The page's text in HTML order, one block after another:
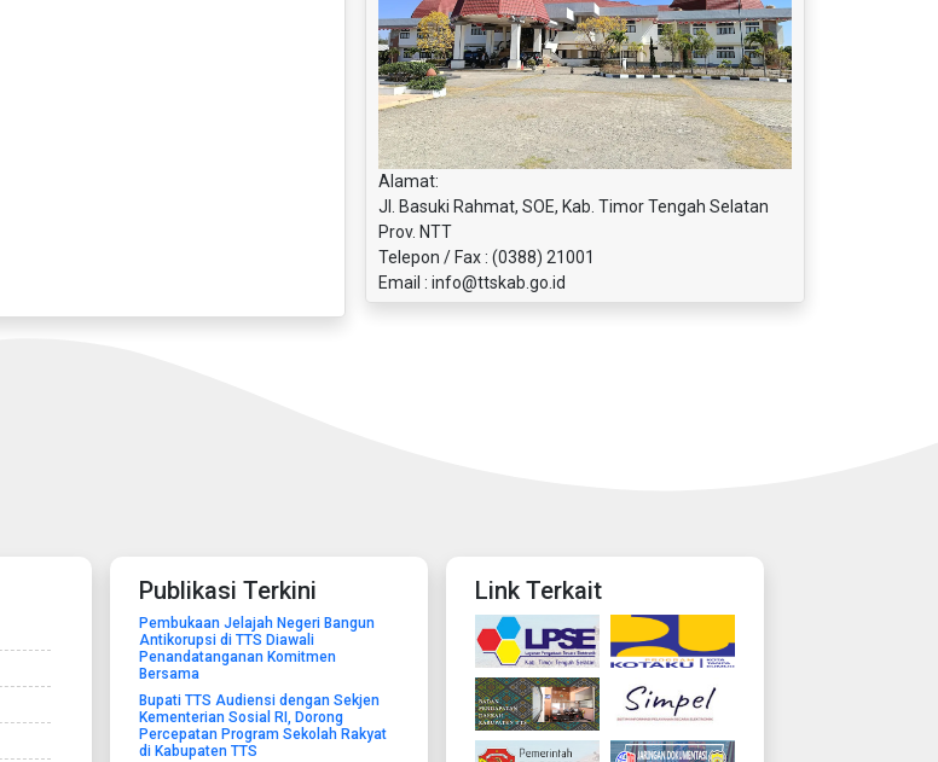
Alamat:
Jl. Basuki Rahmat, SOE, Kab. Timor Tengah Selatan
Prov. NTT
Telepon / Fax : (0388) 21001
Email : info@ttskab.go.id
Publikasi Terkini
Pembukaan Jelajah Negeri Bangun
Antikorupsi di TTS Diawali
Penandatanganan Komitmen
Bersama
Bupati TTS Audiensi dengan Sekjen
Kementerian Sosial RI, Dorong
Percepatan Program Sekolah Rakyat
di Kabupaten TTS
Link Terkait